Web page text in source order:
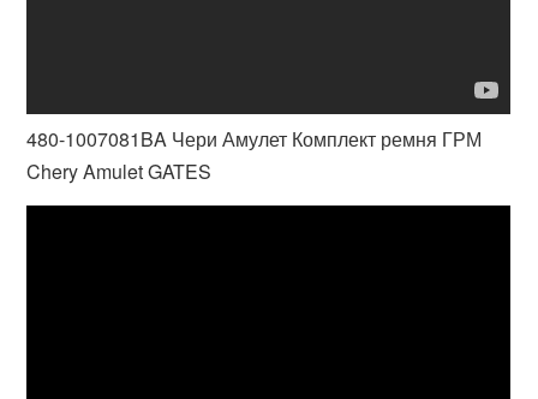
480-1007081BA Чери Амулет Комплект ремня ГРМ
Chery Amulet GATES